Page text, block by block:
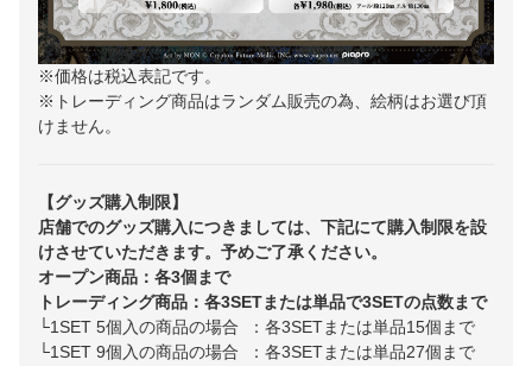
※価格は税込表記です。
※トレーディング商品はランダム販売の為、絵柄はお選び頂
けません。
【グッズ購入制限】
店舗でのグッズ購入につきましては、下記にて購入制限を設
けさせていただきます。予めご了承ください。
オープン商品：各3個まで
トレーディング商品：各3SETまたは単品で3SETの点数まで
└1SET 5個入の商品の場合 ：各3SETまたは単品15個まで
└1SET 9個入の商品の場合 ：各3SETまたは単品27個まで